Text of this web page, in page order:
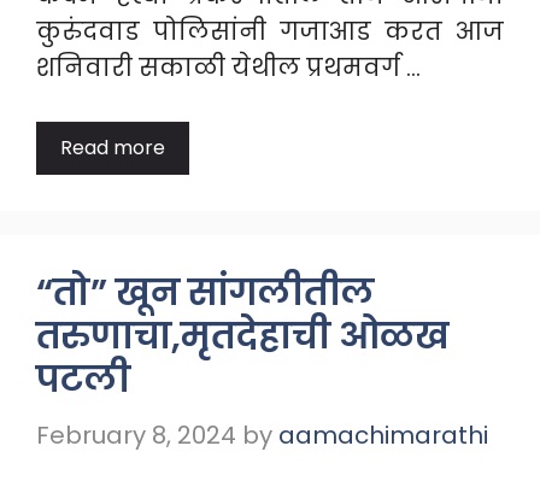
कुरुंदवाड पोलिसांनी गजाआड करत आज
शनिवारी सकाळी येथील प्रथमवर्ग …
Read more
“तो” खून सांगलीतील
तरुणाचा,मृतदेहाची ओळख
पटली
February 8, 2024 by aamachimarathi